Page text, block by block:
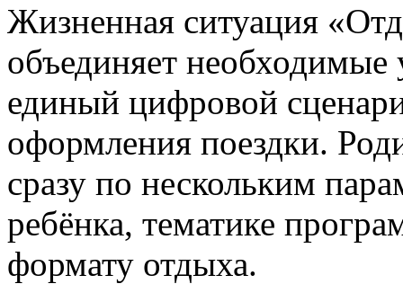
Жизненная ситуация
объединяет
единый цифровой
оформления поездки.
сразу по нескольким
ребёнка, тематике
формату отдыха.